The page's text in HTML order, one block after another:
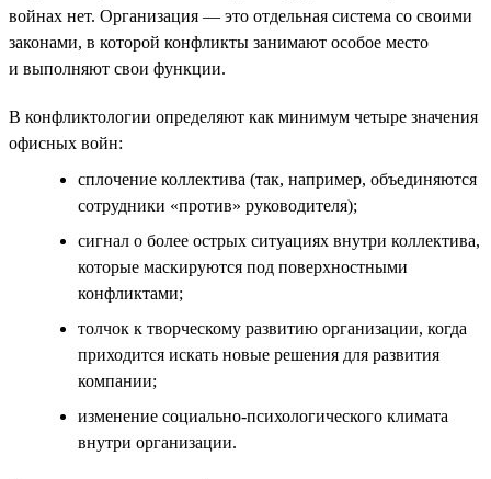
войнах нет. Организация — это отдельная система со своими
законами, в которой конфликты занимают особое место
и выполняют свои функции.
В конфликтологии определяют как минимум четыре значения
офисных войн:
сплочение коллектива (так, например, объединяются
сотрудники «против» руководителя);
сигнал о более острых ситуациях внутри коллектива,
которые маскируются под поверхностными
конфликтами;
толчок к творческому развитию организации, когда
приходится искать новые решения для развития
компании;
изменение социально-психологического климата
внутри организации.